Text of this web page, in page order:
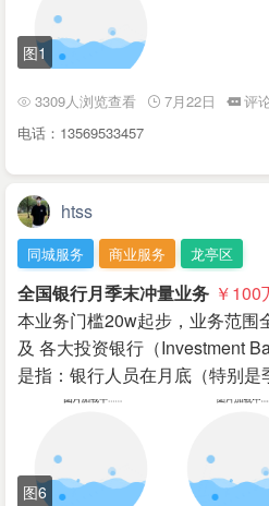
图1
3309人浏览查看 7月22日
评
电话：13569533457
htss
同城服务 商业服务 龙亭区
全国银行月季末冲量业务 ￥100
本业务门槛20w起步，业务范围
及 各大投资银行‌（Investment
是指：银行人员在月底（特别
图6